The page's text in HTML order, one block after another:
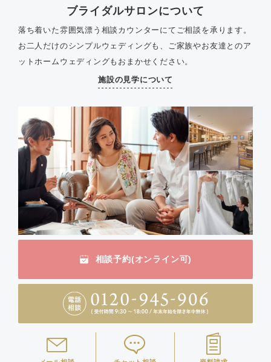
ブライダルサロンについて
落ち着いた雰囲気漂う相談カウンターにてご相談を承ります。
お二人だけのシンプルウェディングも、ご家族やお友達とのア
ットホームウェディングもおまかせください。
施設の見学について
相談予約(オンライン可)